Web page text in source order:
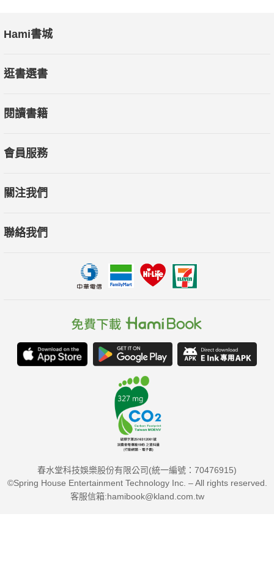
Hami書城
逛書選書
閱讀書籍
會員服務
關注我們
聯絡我們
春水堂科技娛樂股份有限公司(統一編號：70476915)
©Spring House Entertainment Technology Inc. – All rights reserved.
客服信箱:hamibook@kland.com.tw